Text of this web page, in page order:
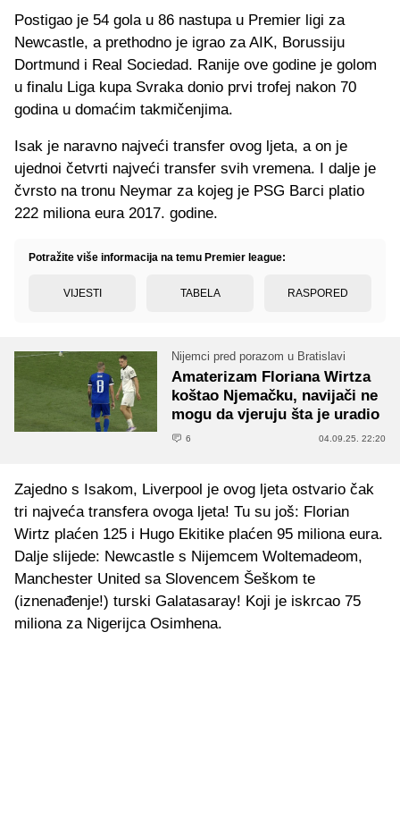
Postigao je 54 gola u 86 nastupa u Premier ligi za
Newcastle, a prethodno je igrao za AIK, Borussiju
Dortmund i Real Sociedad. Ranije ove godine je golom
u finalu Liga kupa Svraka donio prvi trofej nakon 70
godina u domaćim takmičenjima.
Isak je naravno najveći transfer ovog ljeta, a on je
ujednoi četvrti najveći transfer svih vremena. I dalje je
čvrsto na tronu Neymar za kojeg je PSG Barci platio
222 miliona eura 2017. godine.
Potražite više informacija na temu Premier league:
VIJESTI TABELA RASPORED
Nijemci pred porazom u Bratislavi
Amaterizam Floriana Wirtza
koštao Njemačku, navijači ne
mogu da vjeruju šta je uradio
6 04.09.25. 22:20
Zajedno s Isakom, Liverpool je ovog ljeta ostvario čak
tri najveća transfera ovoga ljeta! Tu su još: Florian
Wirtz plaćen 125 i Hugo Ekitike plaćen 95 miliona eura.
Dalje slijede: Newcastle s Nijemcem Woltemadeom,
Manchester United sa Slovencem Šeškom te
(iznenađenje!) turski Galatasaray! Koji je iskrcao 75
miliona za Nigerijca Osimhena.